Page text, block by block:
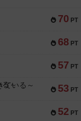
70 PT
68 PT
57 PT
53 PT
いる～
52 PT